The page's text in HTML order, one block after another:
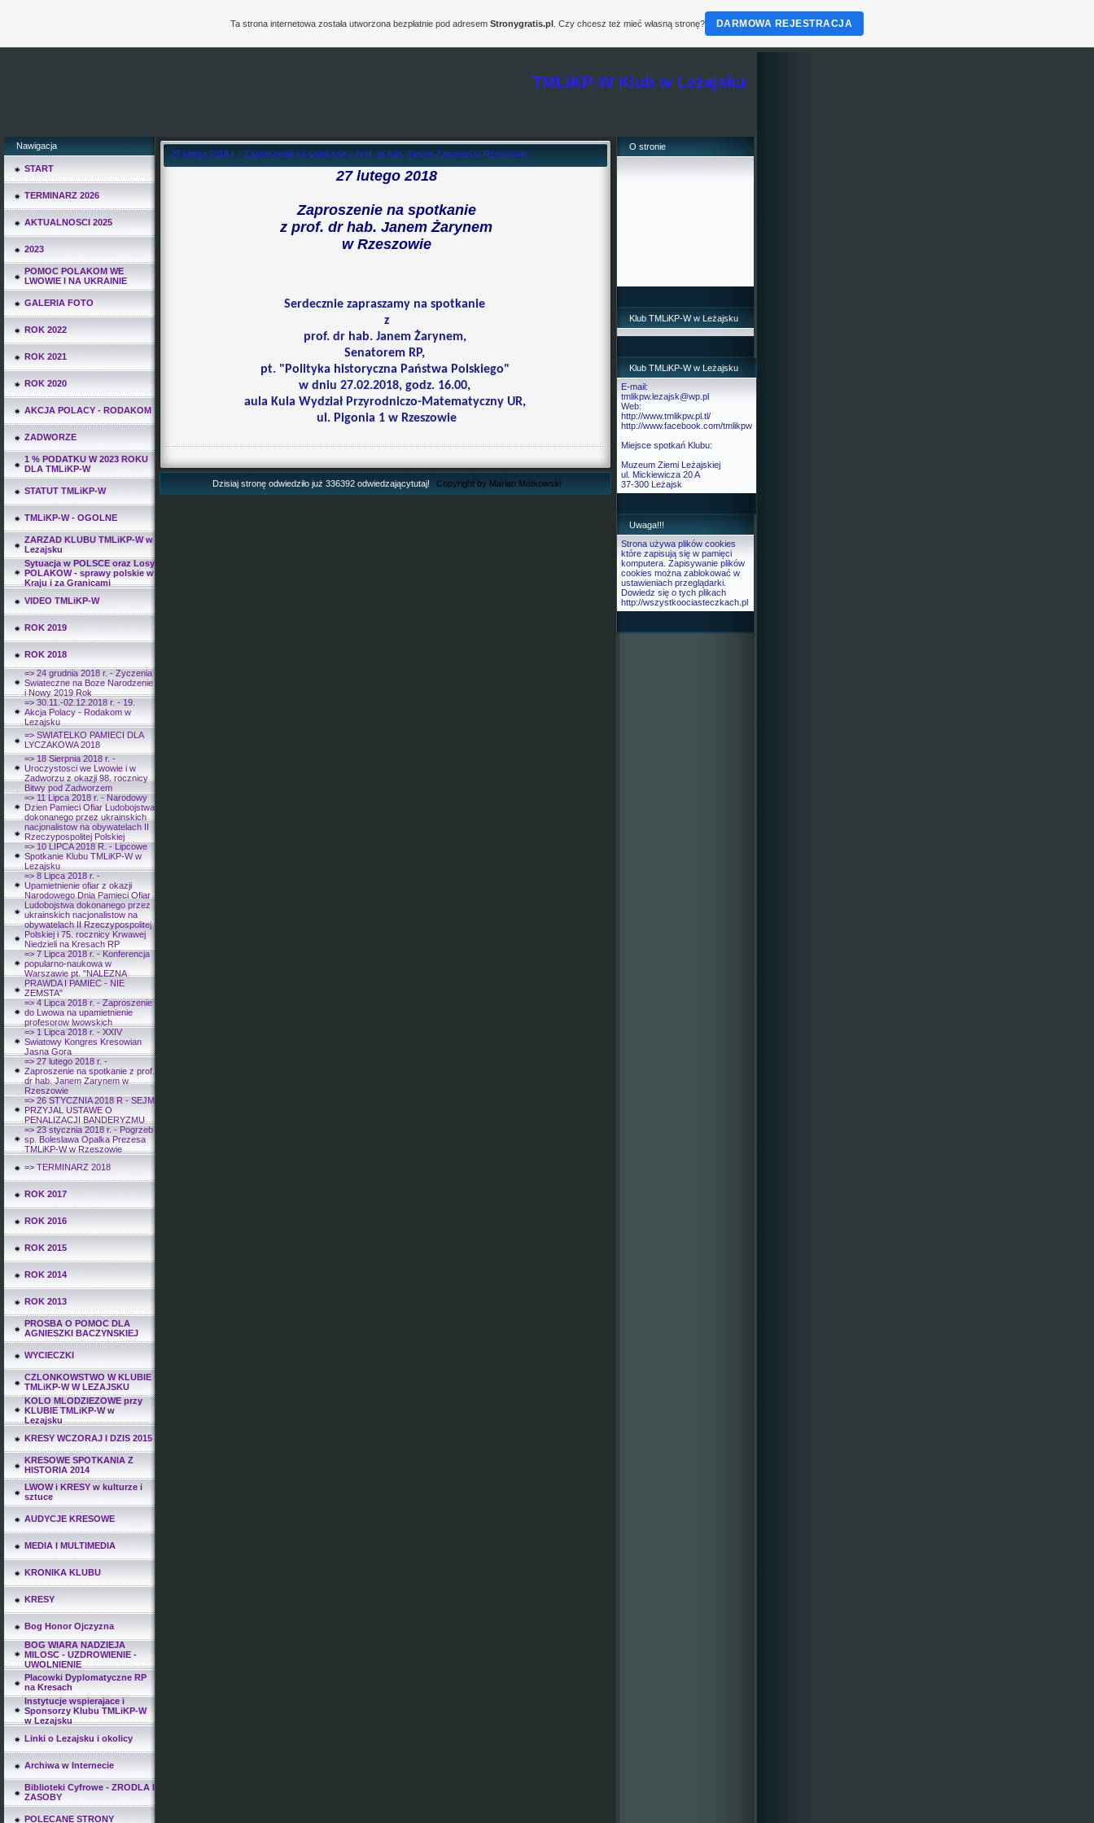
TMLiKP-W Klub w Leżajsku
Nawigacja
START
TERMINARZ 2026
AKTUALNOSCI 2025
2023
POMOC POLAKOM WE
LWOWIE I NA UKRAINIE
GALERIA FOTO
ROK 2022
ROK 2021
ROK 2020
AKCJA POLACY - RODAKOM
ZADWORZE
1 % PODATKU W 2023 ROKU
DLA TMLiKP-W
STATUT TMLiKP-W
TMLiKP-W - OGOLNE
ZARZAD KLUBU TMLiKP-W w
Lezajsku
Sytuacja w POLSCE oraz Losy
POLAKOW - sprawy polskie w
Kraju i za Granicami
VIDEO TMLiKP-W
ROK 2019
ROK 2018
=> 24 grudnia 2018 r. - Zyczenia
Swiateczne na Boze Narodzenie
i Nowy 2019 Rok
=> 30.11.-02.12.2018 r. - 19.
Akcja Polacy - Rodakom w
Lezajsku
=> SWIATELKO PAMIECI DLA
LYCZAKOWA 2018
=> 18 Sierpnia 2018 r. -
Uroczystosci we Lwowie i w
Zadworzu z okazji 98. rocznicy
Bitwy pod Zadworzem
=> 11 Lipca 2018 r. - Narodowy
Dzien Pamieci Ofiar Ludobojstwa
dokonanego przez ukrainskich
nacjonalistow na obywatelach II
Rzeczypospolitej Polskiej
=> 10 LIPCA 2018 R. - Lipcowe
Spotkanie Klubu TMLiKP-W w
Lezajsku
=> 8 Lipca 2018 r. -
Upamietnienie ofiar z okazji
Narodowego Dnia Pamieci Ofiar
Ludobojstwa dokonanego przez
ukrainskich nacjonalistow na
obywatelach II Rzeczypospolitej
Polskiej i 75. rocznicy Krwawej
Niedzieli na Kresach RP
=> 7 Lipca 2018 r. - Konferencja
popularno-naukowa w
Warszawie pt. "NALEZNA
PRAWDA I PAMIEC - NIE
ZEMSTA"
=> 4 Lipca 2018 r. - Zaproszenie
do Lwowa na upamietnienie
profesorow lwowskich
=> 1 Lipca 2018 r. - XXIV
Swiatowy Kongres Kresowian
Jasna Gora
=> 27 lutego 2018 r. -
Zaproszenie na spotkanie z prof.
dr hab. Janem Zarynem w
Rzeszowie
=> 26 STYCZNIA 2018 R - SEJM
PRZYJAL USTAWE O
PENALIZACJI BANDERYZMU
=> 23 stycznia 2018 r. - Pogrzeb
sp. Boleslawa Opalka Prezesa
TMLiKP-W w Rzeszowie
=> TERMINARZ 2018
ROK 2017
ROK 2016
ROK 2015
ROK 2014
ROK 2013
PROSBA O POMOC DLA
AGNIESZKI BACZYNSKIEJ
WYCIECZKI
CZLONKOWSTWO W KLUBIE
TMLiKP-W W LEZAJSKU
KOLO MLODZIEZOWE przy
KLUBIE TMLiKP-W w
Lezajsku
KRESY WCZORAJ I DZIS 2015
KRESOWE SPOTKANIA Z
HISTORIA 2014
LWOW i KRESY w kulturze i
sztuce
AUDYCJE KRESOWE
MEDIA I MULTIMEDIA
KRONIKA KLUBU
KRESY
Bog Honor Ojczyzna
BOG WIARA NADZIEJA
MILOSC - UZDROWIENIE -
UWOLNIENIE
Placowki Dyplomatyczne RP
na Kresach
Instytucje wspierajace i
Sponsorzy Klubu TMLiKP-W
w Lezajsku
Linki o Lezajsku i okolicy
Archiwa w Internecie
Biblioteki Cyfrowe - ZRODLA I
ZASOBY
POLECANE STRONY
27 lutego 2018 r. - Zaproszenie na spotkanie z prof. dr hab. Janem Zarynem w Rzeszowie
27 lutego 2018
Zaproszenie na spotkanie
z prof. dr hab. Janem Żarynem
w Rzeszowie
Serdecznie zapraszamy na spotkanie
z
prof. dr hab. Janem Żarynem,
Senatorem RP,
pt. "Polityka historyczna Państwa Polskiego"
w dniu 27.02.2018, godz. 16.00,
aula Kula Wydział Przyrodniczo-Matematyczny UR,
ul. Pigonia 1 w Rzeszowie
Dzisiaj stronę odwiedziło już 336392 odwiedzającytutaj! Copyright by Marian Matkowski
O stronie
Klub TMLiKP-W w Leżajsku
Klub TMLiKP-W w Leżajsku
E-mail:
tmlikpw.lezajsk@wp.pl
Web:
http://www.tmlikpw.pl.tl/
http://www.facebook.com/tmlikpw
Miejsce spotkań Klubu:
Muzeum Ziemi Leżajskiej
ul. Mickiewicza 20 A
37-300 Leżajsk
Uwaga!!!
Strona używa plików cookies
które zapisują się w pamięci
komputera. Zapisywanie plików
cookies można zablokować w
ustawieniach przeglądarki.
Dowiedz się o tych plikach
http://wszystkoociasteczkach.pl
Ta strona internetowa została utworzona bezpłatnie pod adresem Stronygratis.pl. Czy chcesz też mieć własną stronę? DARMOWA REJESTRACJA